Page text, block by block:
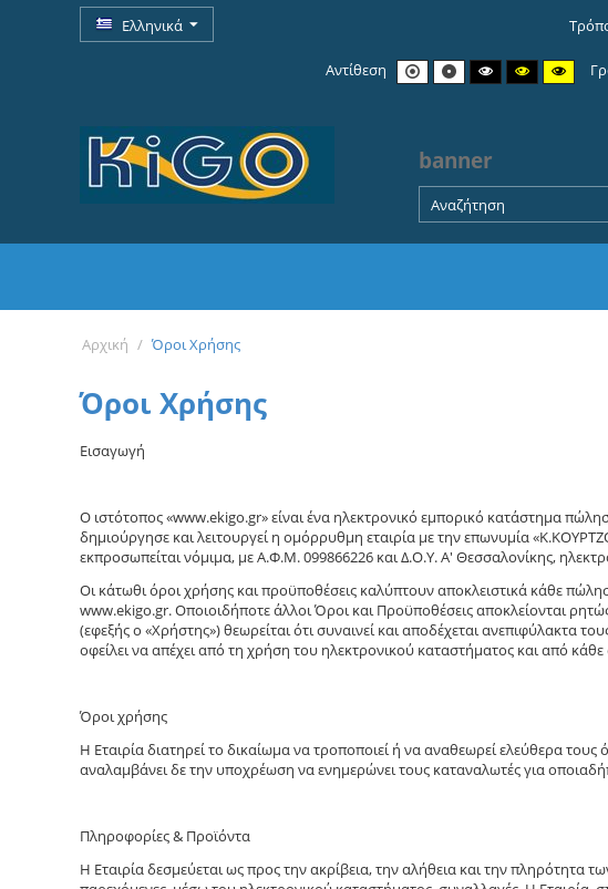
Ελληνικά
Αντίθεση
banner
Αρχική / Όροι Χρήσης
Όροι Χρήσης
Εισαγωγή
O ιστότοπος «www.ekigo.gr» είναι ένα ηλεκτρονικό εμπορικό κατάστημα
δημιούργησε και λειτουργεί η ομόρρυθμη εταιρία με την επωνυμία
εκπροσωπείται νόμιμα, με Α.Φ.Μ. 099866226 και Δ.Ο.Υ. Α' Θεσσαλονίκης,
Οι κάτωθι όροι χρήσης και προϋποθέσεις καλύπτουν αποκλειστικά κάθε
www.ekigo.gr. Οποιοιδήποτε άλλοι Όροι και Προϋποθέσεις αποκλείονται
(εφεξής ο «Χρήστης») θεωρείται ότι συναινεί και αποδέχεται ανεπιφύλακτα
οφείλει να απέχει από τη χρήση του ηλεκτρονικού καταστήματος και από
Όροι χρήσης
Η Εταιρία διατηρεί το δικαίωμα να τροποποιεί ή να αναθεωρεί ελεύθερα
αναλαμβάνει δε την υποχρέωση να ενημερώνει τους καταναλωτές για
Πληροφορίες & Προϊόντα
H Εταιρία δεσμεύεται ως προς την ακρίβεια, την αλήθεια και την πληρότητα